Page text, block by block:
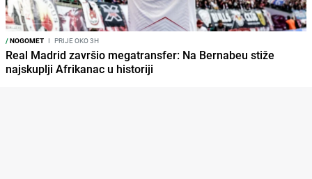
/NOGOMET I PRIJE OKO 3H
Real Madrid završio megatransfer: Na Bernabeu stiže
najskuplji Afrikanac u historiji